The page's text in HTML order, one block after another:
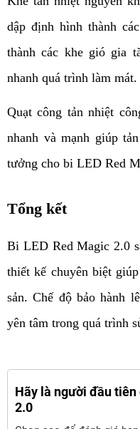
dập định hình thành
thành các khe gió gia
nhanh quá trình làm mát.
Quạt công tản nhiệt
nhanh và mạnh giúp
tưởng cho bi LED Red
Tổng kết
Bi LED Red Magic 2.0
thiết kế chuyên biệt
sản. Chế độ bảo hành
yên tâm trong quá trình
Hãy là người đầu tiên
2.0